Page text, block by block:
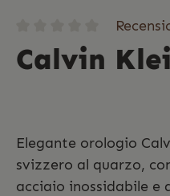
Calvin
Elegante orologio
svizzero al quarzo,
acciaio inossidabile e